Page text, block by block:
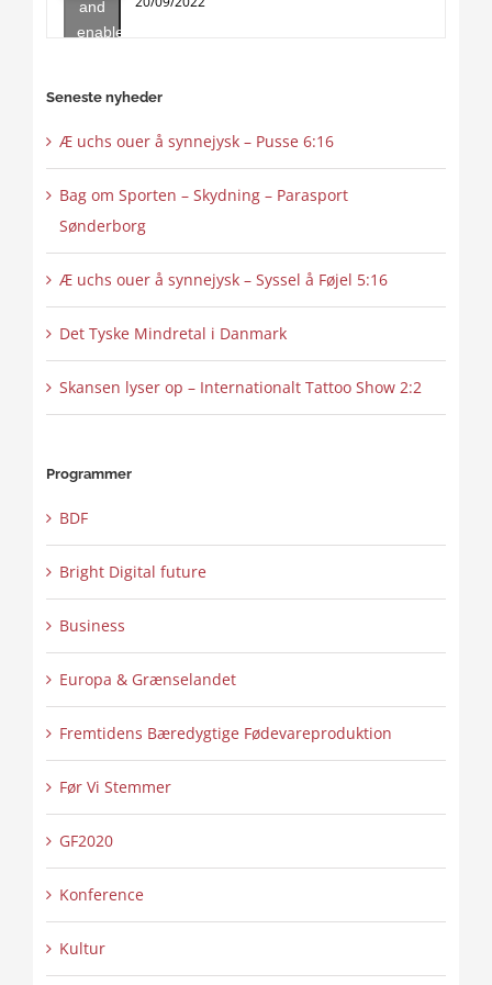
and
enable
Seneste nyheder
Æ uchs ouer å synnejysk – Pusse 6:16
Bag om Sporten – Skydning – Parasport
Sønderborg
Æ uchs ouer å synnejysk – Syssel å Føjel 5:16
Det Tyske Mindretal i Danmark
Skansen lyser op – Internationalt Tattoo Show 2:2
Programmer
BDF
Bright Digital future
Business
Europa & Grænselandet
Fremtidens Bæredygtige Fødevareproduktion
Før Vi Stemmer
GF2020
Konference
Kultur